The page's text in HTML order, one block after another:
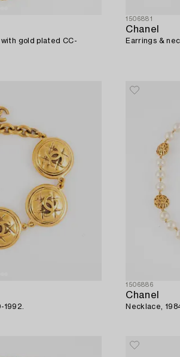
gold plated CC-
1506881
Chanel
Earrings &
1992.
1506886
Chanel
Necklace,